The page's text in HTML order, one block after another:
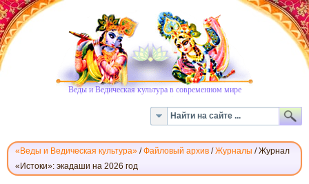
Веды и Ведическая культура в современном мире
«Веды и Ведическая культура» /Файловый архив /Журналы /Журнал
«Истоки»: экадаши на 2026 год